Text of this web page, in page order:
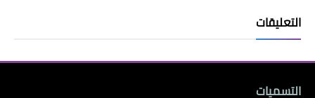
التعليقات
التسميات